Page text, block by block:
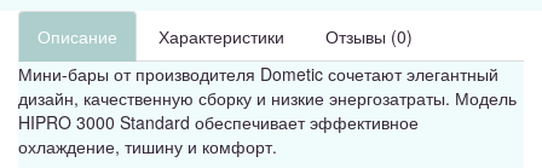
Описание Характеристики
Отзывы (0)
Мини-бары от производителя Dometic сочетают элегантный
дизайн, качественную сборку и низкие энергозатраты. Модель
HIPRO 3000 Standard обеспечивает эффективное
охлаждение, тишину и комфорт.